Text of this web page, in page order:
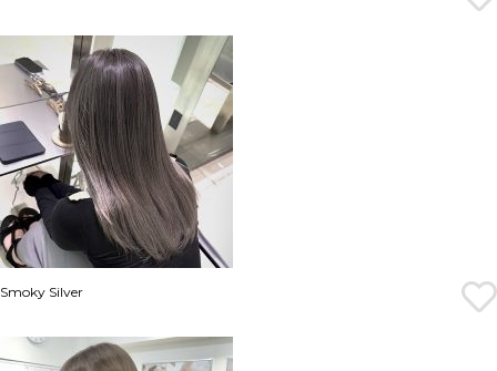
Smoky Silver